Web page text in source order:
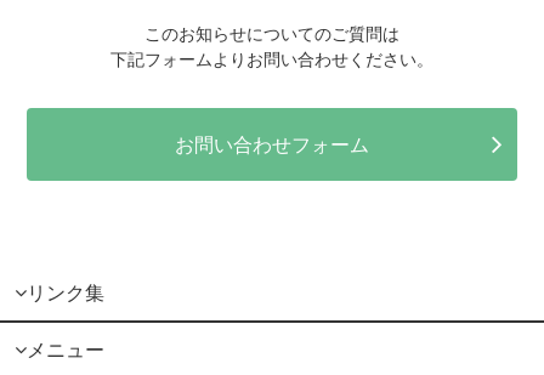
このお知らせについてのご質問は
下記フォームよりお問い合わせください。
お問い合わせフォーム
リンク集
メニュー